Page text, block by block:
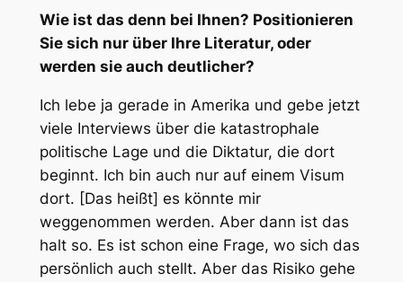
Wie ist das denn bei Ihnen? Positionieren
Sie sich nur über Ihre Literatur, oder
werden sie auch deutlicher?
Ich lebe ja gerade in Amerika und gebe jetzt
viele Interviews über die katastrophale
politische Lage und die Diktatur, die dort
beginnt. Ich bin auch nur auf einem Visum
dort. [Das heißt] es könnte mir
weggenommen werden. Aber dann ist das
halt so. Es ist schon eine Frage, wo sich das
persönlich auch stellt. Aber das Risiko gehe